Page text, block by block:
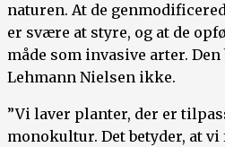
naturen. At de
er svære at styre, og at de
måde som invasive arter.
Lehmann Nielsen ikke.
”Vi laver planter, der er
monokultur. Det betyder, at